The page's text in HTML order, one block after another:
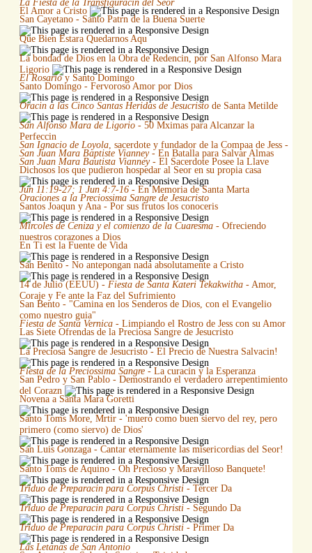
La Fiesta de la Transfiguracin del Seor
El Amor a Cristo
San Cayetano - Santo Patrn de la Buena Suerte
Que Bien Estara Quedarnos Aqu
La bondad de Dios en la Obra de Redencin, por San Alfonso Mara
Ligorio
El Rosarioy Santo Domingo
Santo Domingo - Fervoroso Amor por Dios
Oracin a las Cinco Santas Heridas de Jesucristo de Santa Metilde
San Alfonso Mara de Ligorio - 50 Mximas para Alcanzar la
Perfeccin
San Ignacio de Loyola, sacerdote y fundador de la Compaa de Jess -
San Juan Mara Baptiste Vianney- En Batalla para Salvar Almas
San Juan Mara Bautista Vianney- El Sacerdote Posee la Llave
Dichosos los que pudieron hospedar al Seor en su propia casa
Jun 11:19-27; 1 Jun 4:7-16 - En Memoria de Santa Marta
Oraciones a la Preciossima Sangre de Jesucristo
Santos Joaqun y Ana - Por sus frutos los conoceris
Mircoles de Ceniza y el comienzo de la Cuaresma - Ofreciendo
nuestros corazones a Dios
En Ti est la Fuente de Vida
San Benito - No antepongan nada absolutamente a Cristo
14 de Julio (EEUU) - Fiesta de Santa Kateri Tekakwitha - Amor,
Coraje y Fe ante la Faz del Sufrimiento
San Bento - "Camina en los Senderos de Dios, con el Evangelio
como nuestro guia"
Fiesta de Santa Vernica - Limpiando el Rostro de Jess con su Amor
Las Siete Ofrendas de la Preciosa Sangre de Jesucristo
La Preciosa Sangre de Jesucristo - El Precio de Nuestra Salvacin!
Fiesta de la Preciossima Sangre - La curacin y la Esperanza
San Pedro y San Pablo - Demostrando el verdadero arrepentimiento
del Corazn
Novena a Santa Mara Goretti
Santo Toms More, Mrtir - 'muero como buen siervo del rey, pero
primero (como siervo) de Dios'
San Luis Gonzaga - Cantar eternamente las misericordias del Seor!
Santo Toms de Aquino - Oh Precioso y Maravilloso Banquete!
Triduo de Preparacin para Corpus Christi - Tercer Da
Triduo de Preparacin para Corpus Christi - Segundo Da
Triduo de Preparacin para Corpus Christi - Primer Da
Las Letanas de San Antonio